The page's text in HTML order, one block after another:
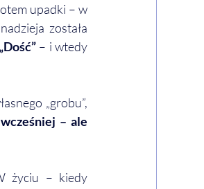
upadki – w
została
„Dość” – i wtedy
„grobu”,
– ale
życiu – kiedy